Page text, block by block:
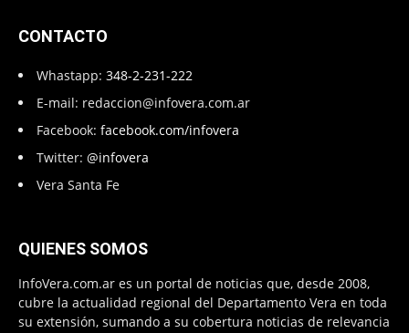
CONTACTO
Whastapp: 348-2-231-222
E-mail: redaccion@infovera.com.ar
Facebook: facebook.com/infovera
Twitter: @infovera
Vera Santa Fe
QUIENES SOMOS
InfoVera.com.ar es un portal de noticias que, desde 2008,
cubre la actualidad regional del Departamento Vera en toda
su extensión, sumando a su cobertura noticias de relevancia